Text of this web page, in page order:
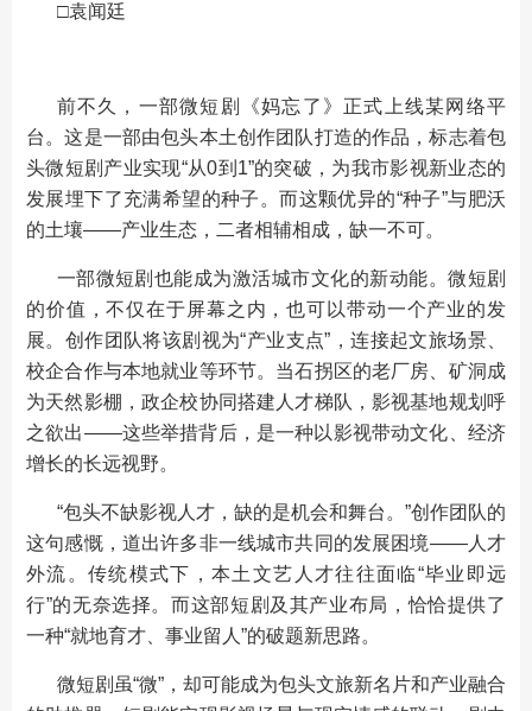
□袁闻廷
前不久，一部微短剧《妈忘了》正式上线某网络平
台。这是一部由包头本土创作团队打造的作品，标志着包
头微短剧产业实现“从0到1”的突破，为我市影视新业态的
发展埋下了充满希望的种子。而这颗优异的“种子”与肥沃
的土壤——产业生态，二者相辅相成，缺一不可。
一部微短剧也能成为激活城市文化的新动能。微短剧
的价值，不仅在于屏幕之内，也可以带动一个产业的发
展。创作团队将该剧视为“产业支点”，连接起文旅场景、
校企合作与本地就业等环节。当石拐区的老厂房、矿洞成
为天然影棚，政企校协同搭建人才梯队，影视基地规划呼
之欲出——这些举措背后，是一种以影视带动文化、经济
增长的长远视野。
“包头不缺影视人才，缺的是机会和舞台。”创作团队的
这句感慨，道出许多非一线城市共同的发展困境——人才
外流。传统模式下，本土文艺人才往往面临“毕业即远
行”的无奈选择。而这部短剧及其产业布局，恰恰提供了
一种“就地育才、事业留人”的破题新思路。
微短剧虽“微”，却可能成为包头文旅新名片和产业融合